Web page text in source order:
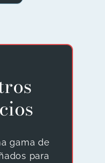
gama de
para